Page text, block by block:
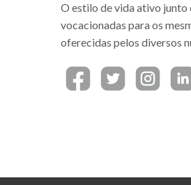
O estilo de vida ativo junto
vocacionadas para os
oferecidas pelos diversos